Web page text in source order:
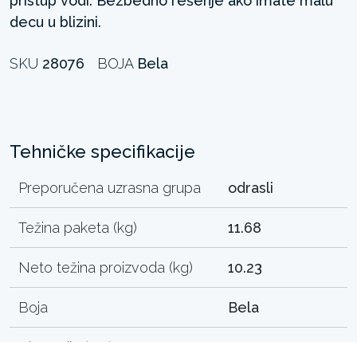
decu u blizini.
SKU 28076 BOJA Bela
Tehničke specifikacije
Preporučena uzrasna grupa odrasli
Težina paketa (kg) 11.68
Neto težina proizvoda (kg) 10.23
Boja Bela